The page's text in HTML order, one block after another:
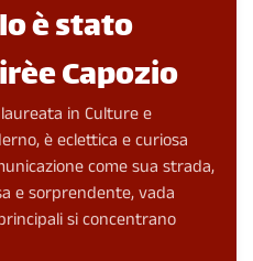
è stato
Capozio
in Culture e
è eclettica e curiosa
come sua strada,
e sorprendente, vada
si concentrano